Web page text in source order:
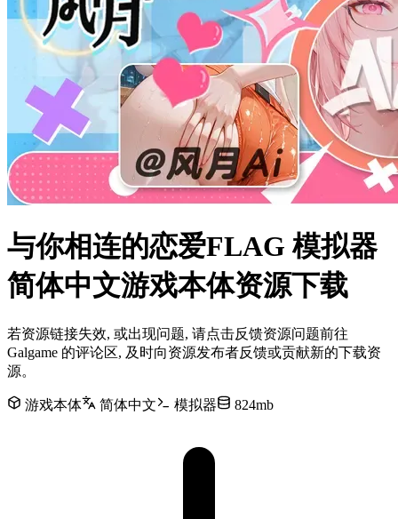
与你相连的恋爱FLAG 模拟器
简体中文游戏本体资源下载
若资源链接失效, 或出现问题, 请点击反馈资源问题前往
Galgame 的评论区, 及时向资源发布者反馈或贡献新的下载资
源。
游戏本体 简体中文 模拟器 824mb